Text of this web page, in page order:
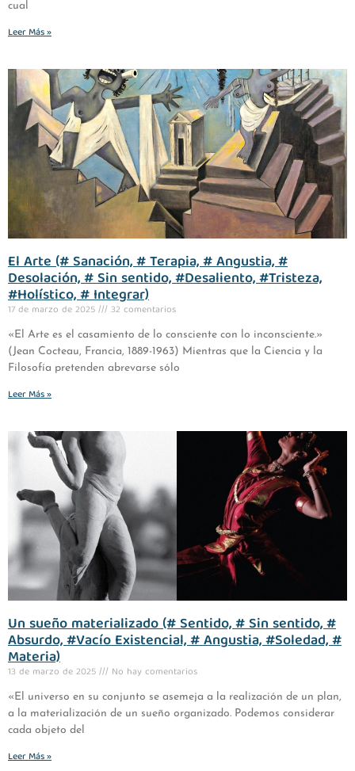
cual
Leer Más »
El Arte (# Sanación, # Terapia, # Angustia, #
Desolación, # Sin sentido, #Desaliento, #Tristeza,
#Holístico, # Integrar)
17 de marzo de 2025 32 comentarios
«El Arte es el casamiento de lo consciente con lo inconsciente.»
(Jean Cocteau, Francia, 1889-1963) Mientras que la Ciencia y la
Filosofía pretenden abrevarse sólo
Leer Más »
Un sueño materializado (# Sentido, # Sin sentido, #
Absurdo, #Vacío Existencial, # Angustia, #Soledad, #
Materia)
13 de marzo de 2025 No hay comentarios
«El universo en su conjunto se asemeja a la realización de un plan,
a la materialización de un sueño organizado. Podemos considerar
cada objeto del
Leer Más »